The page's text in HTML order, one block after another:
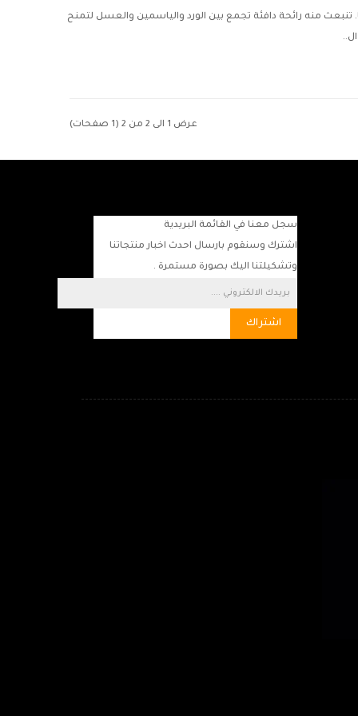
تنبعث منه رائحة دافئة تجمع بين الورد والياسمين والعسل لتمنح
عرض 1 الى 2 من 2 (1 صفحات)
سجل معنا في القائمة البريدية
اشترك وسنقوم بارسال احدث اخبار منتجاتنا
وتشكيلتنا اليك بصورة مستمرة .
اشتراك